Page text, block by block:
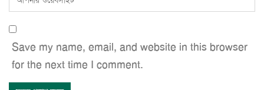
Save my name, email, and website in this browser
for the next time I comment.